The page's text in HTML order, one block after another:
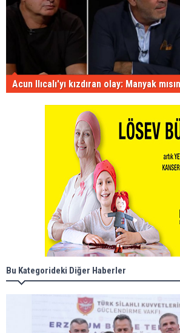
Acun Ilıcalı'yı kızdıran olay: Manyak
Bu Kategorideki Diğer Haberler